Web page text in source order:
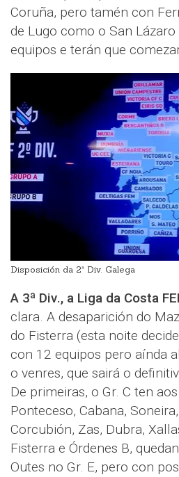
Coruña, pero tamén con
de Lugo como o San
equipos e terán que
Disposición da 2ª Div. Galega
A 3ª Div., a Liga da Costa
clara. A desaparición do
do Fisterra (esta noite
con 12 equipos pero aínda
o venres, que sairá o
De primeiras, o Gr. C ten
Ponteceso, Cabana,
Corcubión, Zas, Dubra,
Fisterra e Órdenes B,
Outes no Gr. E, pero con